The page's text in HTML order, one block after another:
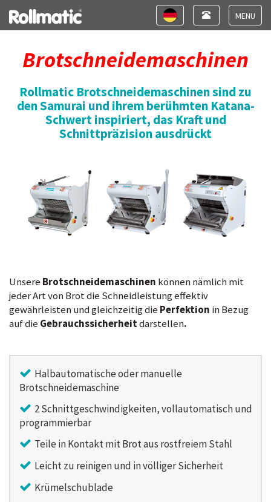
Toggle
Toggle
navigation
Toggle
navigation
Brotschneidemaschinen
Rollmatic Brotschneidemaschinensind zu
denSamurai und ihrem berühmten Katana-
Schwert inspiriert, das Kraftund
Schnittpräzisionausdrückt
Unsere Brotschneidemaschinen können nämlich mit
jeder Art von Brot die Schneidleistung effektiv
gewährleisten und gleichzeitig die Perfektion in Bezug
auf die Gebrauchssicherheitdarstellen.
Halbautomatische oder manuelle
Brotschneidemaschine
2 Schnittgeschwindigkeiten, vollautomatisch und
programmierbar
Teile in Kontakt mit Brot aus rostfreiem Stahl
Leicht zu reinigen und in völliger Sicherheit
Krümelschublade